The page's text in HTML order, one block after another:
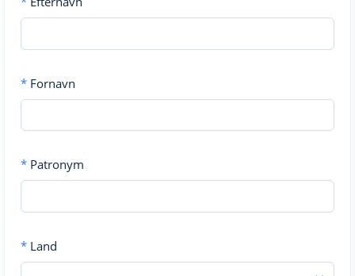
* Fornavn
* Patronym
* Land